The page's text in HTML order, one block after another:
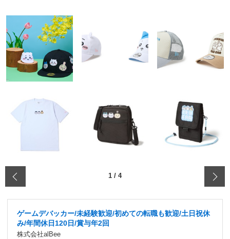
1 / 4
ゲームデバッカー/未経験歓迎/初めての転職も歓迎/土日祝休
み/年間休日120日/賞与年2回
株式会社alBee